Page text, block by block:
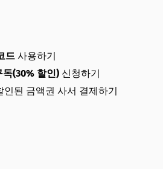
드 사용하기
(30% 할인) 신청하기
인된 금액권 사서 결제하기